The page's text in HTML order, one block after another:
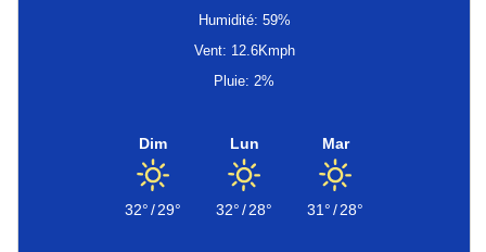
Humidité: 59%
Vent: 12.6Kmph
Pluie: 2%
Dim
32°/29°
Lun
32°/28°
Mar
31°/28°